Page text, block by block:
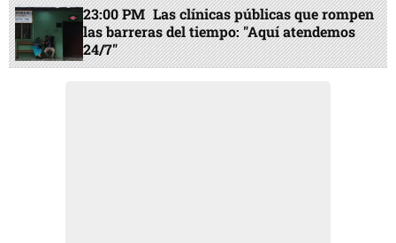
23:00 PM Las clínicas públicas que rompen
las barreras del tiempo: "Aquí atendemos
24/7"